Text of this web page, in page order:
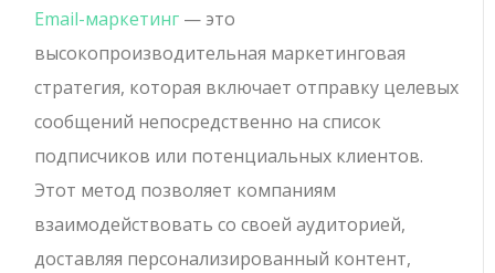
Email-маркетинг — это
высокопроизводительная маркетинговая
стратегия, которая включает отправку целевых
сообщений непосредственно на список
подписчиков или потенциальных клиентов.
Этот метод позволяет компаниям
взаимодействовать со своей аудиторией,
доставляя персонализированный контент,